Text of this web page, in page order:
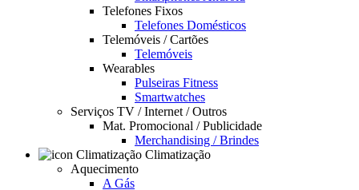
Telefones Fixos
Telefones Domésticos
Telemóveis / Cartões
Telemóveis
Wearables
Pulseiras Fitness
Smartwatches
Serviços TV / Internet / Outros
Mat. Promocional / Publicidade
Merchandising / Brindes
Climatização
Aquecimento
A Gás